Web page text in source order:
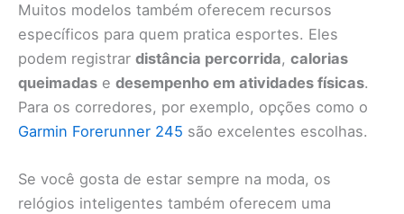
Muitos modelos também oferecem recursos
específicos para quem pratica esportes. Eles
podem registrar distância percorrida, calorias
queimadas e desempenho em atividades físicas.
Para os corredores, por exemplo, opções como o
Garmin Forerunner 245 são excelentes escolhas.
Se você gosta de estar sempre na moda, os
relógios inteligentes também oferecem uma